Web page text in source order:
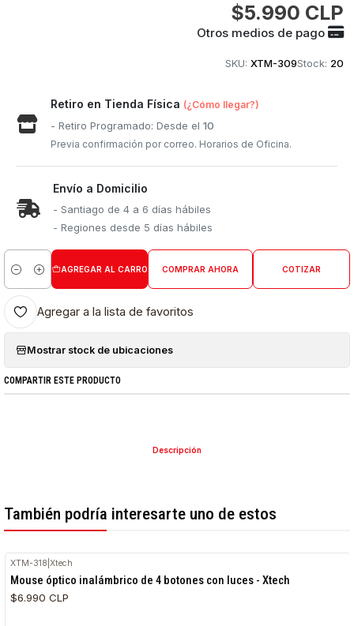
$5.990 CLP
Otros medios de pago
SKU: XTM-309Stock: 20
Retiro en Tienda Física (¿Cómo llegar?)
- Retiro Programado: Desde el10
Previa confirmación por correo. Horarios de Oficina.
Envío a Domicilio
- Santiago de 4 a 6 días hábiles
- Regiones desde 5 días hábiles
Cantidad
AGREGAR AL CARRO COMPRAR AHORA COTIZAR
Agregar a la lista de favoritos
Mostrar stock de ubicaciones
COMPARTIR ESTE PRODUCTO
Descripción
También podría interesarte uno de estos
XTM-318 |Xtech
Mouse óptico inalámbrico de 4 botones con luces - Xtech
$6.990 CLP